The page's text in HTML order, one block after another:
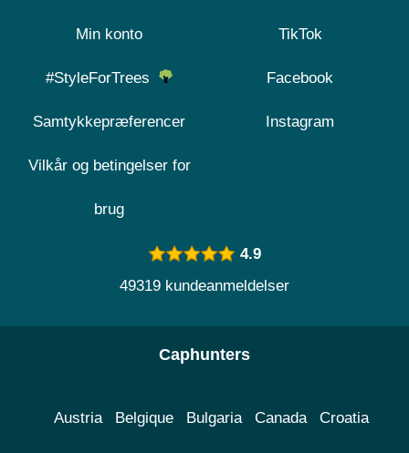
Min konto
#StyleForTrees
Samtykkepræferencer
Vilkår og betingelser for
brug
TikTok
Facebook
Instagram
4.9
49319 kundeanmeldelser
Caphunters
Austria Belgique Bulgaria Canada Croatia